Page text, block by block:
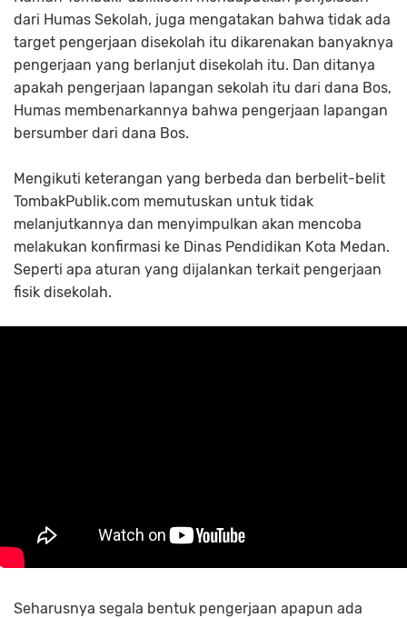
dari Humas Sekolah, juga mengatakan bahwa tidak ada
target pengerjaan disekolah itu dikarenakan banyaknya
pengerjaan yang berlanjut disekolah itu. Dan ditanya
apakah pengerjaan lapangan sekolah itu dari dana Bos,
Humas membenarkannya bahwa pengerjaan lapangan
bersumber dari dana Bos.
Mengikuti keterangan yang berbeda dan berbelit-belit
TombakPublik.com memutuskan untuk tidak
melanjutkannya dan menyimpulkan akan mencoba
melakukan konfirmasi ke Dinas Pendidikan Kota Medan.
Seperti apa aturan yang dijalankan terkait pengerjaan
fisik disekolah.
Seharusnya segala bentuk pengerjaan apapun ada